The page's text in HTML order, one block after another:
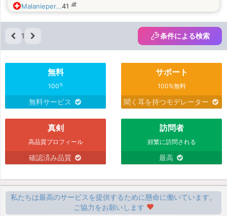
Malanieper...41 歳
1 条件による検索
無料
100%
無料サービス
サポート
100%無料
聞く耳を持つモデレーター
真剣
高品質プロフィール
確認済み品質
訪問者
頻繁に訪問される
最高
私たちは最高のサービスを提供するために懸命に働いています。
ご協力をお願いします